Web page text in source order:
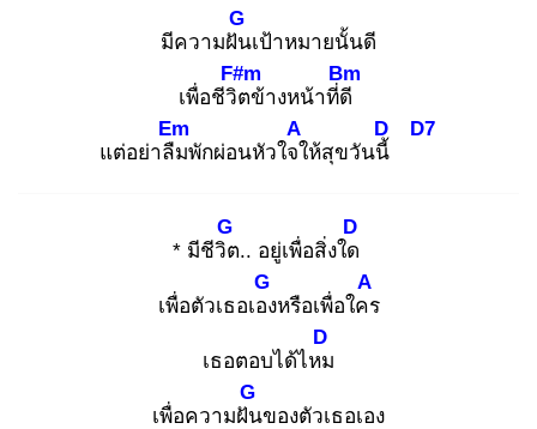
มีความฝัน
G
เป้าหมายนั้นดี
เพื่อชีวิต
F#m
ข้างหน้าที่ดี
Bm
แต่อย่าลืม
Em
พักผ่อนหัวใจใ
A
ห้สุขวันนี้
D D7
* มีชีวิต
G
.. อยู่เพื่อสิ่งใด
D
เพื่อตัวเธอเอง
G
หรือเพื่อใคร
A
เธอตอบได้ไหม
D
เพื่อความฝัน
G
ของตัวเธอเอง